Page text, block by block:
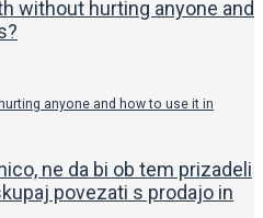
anyone and how to use it in